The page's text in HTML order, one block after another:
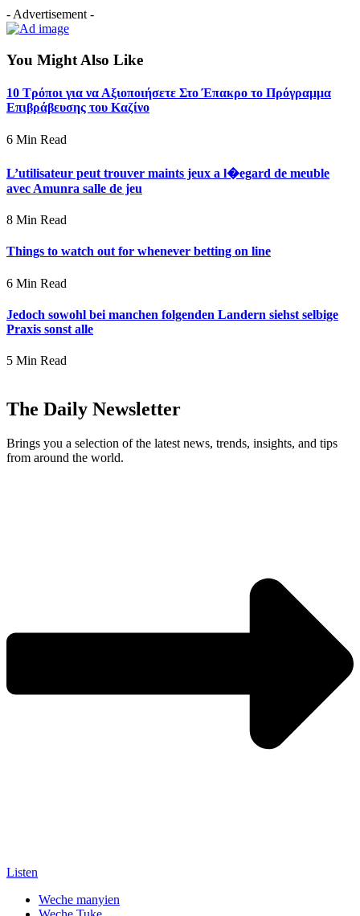
- Advertisement -
You Might Also Like
10 Τρόποι για να Αξιοποιήσετε Στο Έπακρο το Πρόγραμμα
Επιβράβευσης του Καζίνο
6 Min Read
L’utilisateur peut trouver maints jeux a l�egard de meuble
avec Amunra salle de jeu
8 Min Read
Things to watch out for whenever betting on line
6 Min Read
Jedoch sowohl bei manchen folgenden Landern siehst selbige
Praxis sonst alle
5 Min Read
The Daily Newsletter
Brings you a selection of the latest news, trends, insights, and tips
from around the world.
Listen
Weche manyien